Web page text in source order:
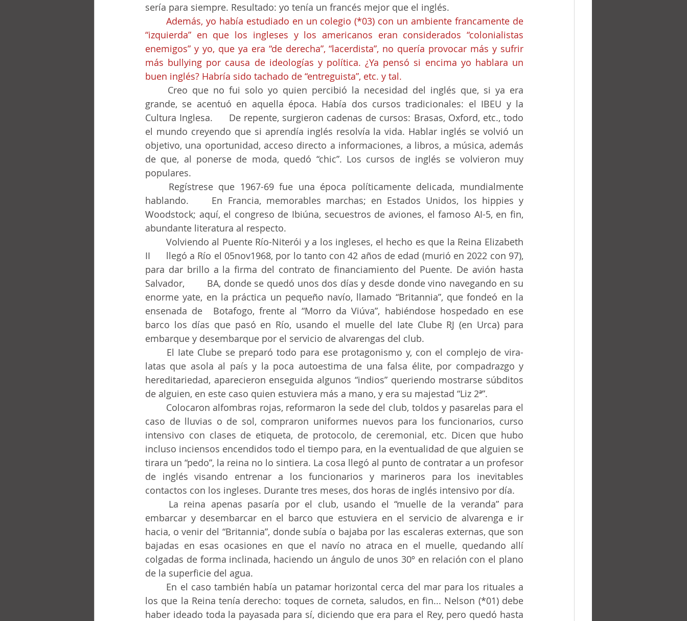
sería para siempre. Resultado: yo tenía un francés mejor que el inglés.
“izquierda” en que los ingleses y los americanos eran considerados “colonialistas
enemigos” y yo, que ya era “de derecha”, “lacerdista”, no quería provocar más y sufrir
más bullying por causa de ideologías y política. ¿Ya pensó si encima yo hablara un
buen inglés? Habría sido tachado de “entreguista”, etc. y tal.
grande, se acentuó en aquella época. Había dos cursos tradicionales: el IBEU y la
Cultura Inglesa. 	De repente, surgieron cadenas de cursos: Brasas, Oxford, etc., todo
el mundo creyendo que si aprendía inglés resolvía la vida. Hablar inglés se volvió un
objetivo, una oportunidad, acceso directo a informaciones, a libros, a música, además
de que, al ponerse de moda, quedó “chic”. Los cursos de inglés se volvieron muy
populares.
hablando. 	En Francia, memorables marchas; en Estados Unidos, los hippies y
Woodstock; aquí, el congreso de Ibiúna, secuestros de aviones, el famoso AI-5, en fin,
abundante literatura al respecto.
II 	llegó a Río el 05nov1968, por lo tanto con 42 años de edad (murió en 2022 con 97),
para dar brillo a la firma del contrato de financiamiento del Puente. De avión hasta
Salvador, 	BA, donde se quedó unos dos días y desde donde vino navegando en su
enorme yate, en la práctica un pequeño navío, llamado “Britannia”, que fondeó en la
ensenada de 	Botafogo, frente al “Morro da Viúva”, habiéndose hospedado en ese
barco los días que pasó en Río, usando el muelle del Iate Clube RJ (en Urca) para
embarque y desembarque por el servicio de alvarengas del club.
latas que asola al país y la poca autoestima de una falsa élite, por compadrazgo y
hereditariedad, aparecieron enseguida algunos “indios” queriendo mostrarse súbditos
de alguien, en este caso quien estuviera más a mano, y era su majestad “Liz 2ª”.
caso de lluvias o de sol, compraron uniformes nuevos para los funcionarios, curso
intensivo con clases de etiqueta, de protocolo, de ceremonial, etc. Dicen que hubo
incluso inciensos encendidos todo el tiempo para, en la eventualidad de que alguien se
tirara un “pedo”, la reina no lo sintiera. La cosa llegó al punto de contratar a un profesor
de inglés visando entrenar a los funcionarios y marineros para los inevitables
contactos con los ingleses. Durante tres meses, dos horas de inglés intensivo por día.
embarcar y desembarcar en el barco que estuviera en el servicio de alvarenga e ir
hacia, o venir del “Britannia”, donde subía o bajaba por las escaleras externas, que son
bajadas en esas ocasiones en que el navío no atraca en el muelle, quedando allí
colgadas de forma inclinada, haciendo un ángulo de unos 30º en relación con el plano
de la superficie del agua.
los que la Reina tenía derecho: toques de corneta, saludos, en fin... Nelson (*01) debe
haber ideado toda la payasada para sí, diciendo que era para el Rey, pero quedó hasta